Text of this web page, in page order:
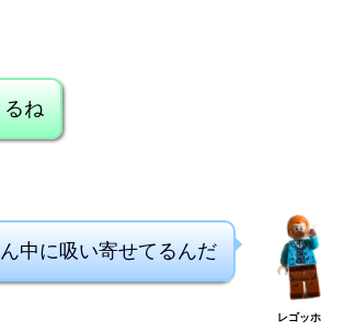
るね
中に吸い寄せてるんだ
レゴッホ